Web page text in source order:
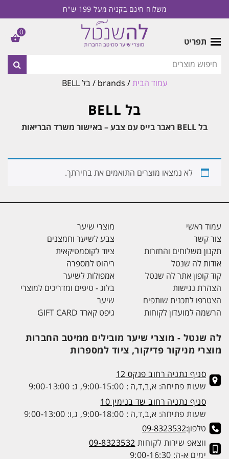
משלוח חינם בקניה מעל 199 ש"ח
תפריט
עמוד הבית/ brands / בל BELL
בל BELL
בל BELL ראבר בייס עם צבע – באישור משרד הבריאות
לא נמצאו מוצרים התואמים את בחירתך.
עמוד ראשי
צור קשר
תקנון משלוחים והחזרות
אודות לה שנטל
קוד קופון אתר לה שנטל
הצהרת נגישות
הצטרפו לתכנית שותפים
הרשמה למועדון לקוחות
מוצרי שיער
צבע לשיער וחמצנים
ציוד לקוסמטיקאית
ריהוט למספרה
אמפולות לשיער
בלוג - טיפים ומדריכים למוצרי
שיער
גיפט קארד GIFT CARD
לה שנטל - מוצרי שיער מובילים ממיטב החברות
מוצרי מניקור פדיקור, ציוד למספרות
סניף נתניה רחוב פנקס 12
שעות פתיחה: א,ב,ד,ה : 9:00-15:00, ג: 9:00-13:00
סניף נתניה רחוב שד בנימין 10
שעות פתיחה: א,ב,ד,ה : 9:00-18:00, ג,ו: 9:00-13:00
טלפון:09-8323532
ווצאפ שירות לקוחות 09-8323532
ימים א-ה: 9:00-16:30
0